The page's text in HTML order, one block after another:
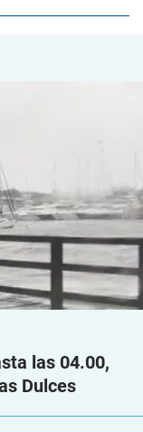
las 04.00,
Dulces